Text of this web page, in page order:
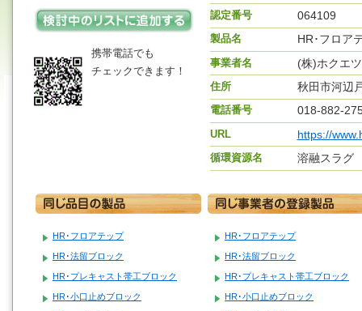
携帯電話でも
チェックできます！
認定番号 064109
製品名 HR･フロア
事業者名 (株)ホクエ
住所 秋田市河辺
電話番号 018-882-
URL https://
循環資源名 溶融スラグ
HR･フロアテップ
HR･法留ブロック
HR･プレキャスト帯工ブロック
HR･小口止めブロック
HR･フロアテップ
HR･法留ブロック
HR･プレキャスト帯工ブロック
HR･小口止めブロック